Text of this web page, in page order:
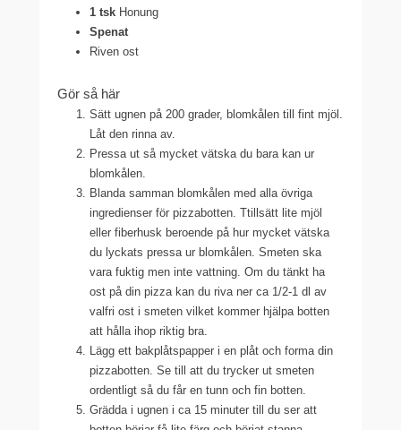
1 tsk Honung
Spenat
Riven ost
Gör så här
Sätt ugnen på 200 grader, blomkålen till fint mjöl.
Låt den rinna av.
Pressa ut så mycket vätska du bara kan ur
blomkålen.
Blanda samman blomkålen med alla övriga
ingredienser för pizzabotten. Ttillsätt lite mjöl
eller fiberhusk beroende på hur mycket vätska
du lyckats pressa ur blomkålen. Smeten ska
vara fuktig men inte vattning. Om du tänkt ha
ost på din pizza kan du riva ner ca 1/2-1 dl av
valfri ost i smeten vilket kommer hjälpa botten
att hålla ihop riktig bra.
Lägg ett bakplåtspapper i en plåt och forma din
pizzabotten. Se till att du trycker ut smeten
ordentligt så du får en tunn och fin botten.
Grädda i ugnen i ca 15 minuter till du ser att